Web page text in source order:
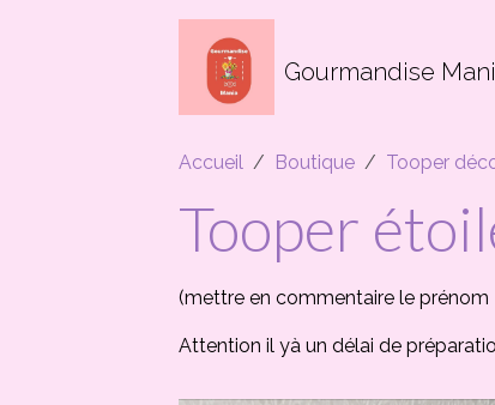
Gourmandise
Accueil Boutique Tooper
Tooper
(mettre en commentaire le prénom
Attention il yà un délai de